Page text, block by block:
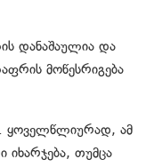
დანაშაულია და
მოწესრიგება
. ყოველწლიურად, ამ
თუმცა